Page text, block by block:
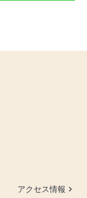
アクセス情報 keyboard_arrow_right